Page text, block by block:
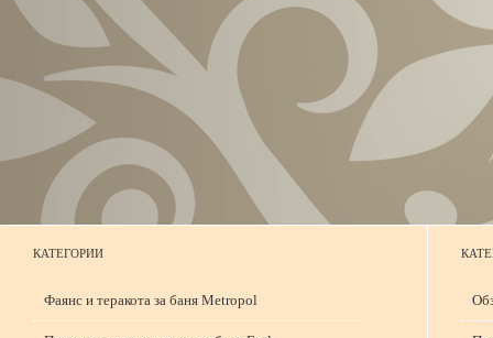
КАТЕГОРИИ
Фаянс и теракота за баня Metropol